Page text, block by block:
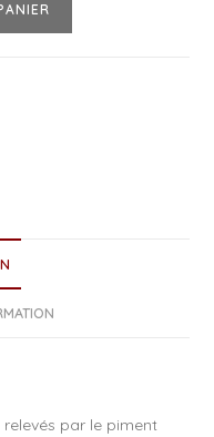
par le piment